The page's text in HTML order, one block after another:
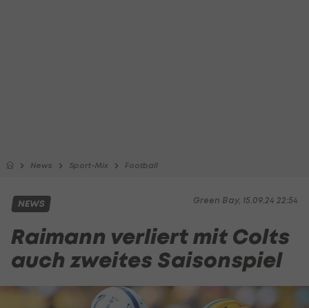
News Sport-Mix Football
Green Bay, 15.09.24 22:54
NEWS
Raimann verliert mit Colts
auch zweites Saisonspiel